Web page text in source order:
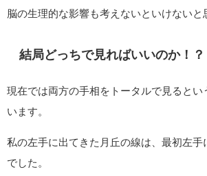
脳の生理的な影響も考えないといけないと
結局どっちで見ればいいのか！？
現在では両方の手相をトータルで見るとい
います。
私の左手に出てきた月丘の線は、最初左手
でした。